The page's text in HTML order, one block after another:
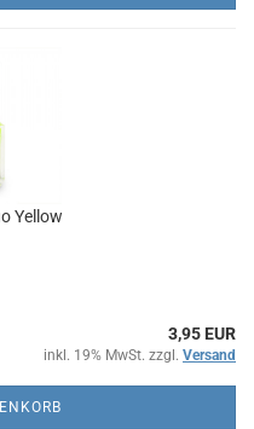
Yellow
3,95 EUR
inkl. 19% MwSt. zzgl. Versand